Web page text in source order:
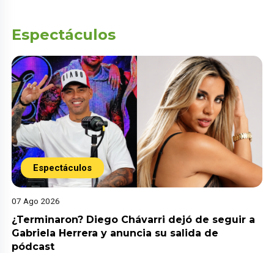
Espectáculos
Espectáculos
07 Ago 2026
¿Terminaron? Diego Chávarri dejó de seguir a
Gabriela Herrera y anuncia su salida de
pódcast